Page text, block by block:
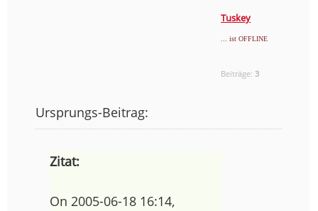
Tuskey
... ist OFFLINE
Beiträge:3
Ursprungs-Beitrag:
Zitat:
On 2005-06-18 16:14,